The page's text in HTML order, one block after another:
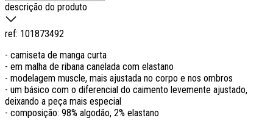
descrição do produto
ref: 101873492
- camiseta de manga curta
- em malha de ribana canelada com elastano
- modelagem muscle, mais ajustada no corpo e nos ombros
- um básico com o diferencial do caimento levemente ajustado,
deixando a peça mais especial
- composição: 98% algodão, 2% elastano